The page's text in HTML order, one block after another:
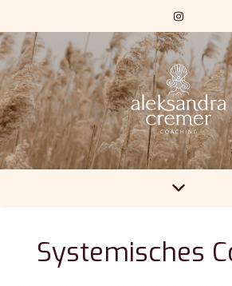
Systemisches